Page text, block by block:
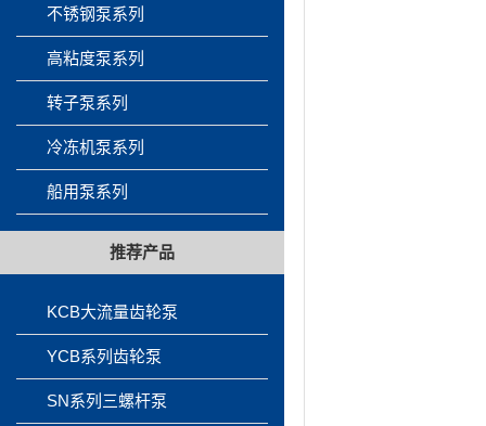
不锈钢泵系列
高粘度泵系列
转子泵系列
冷冻机泵系列
船用泵系列
推荐产品
KCB大流量齿轮泵
YCB系列齿轮泵
SN系列三螺杆泵